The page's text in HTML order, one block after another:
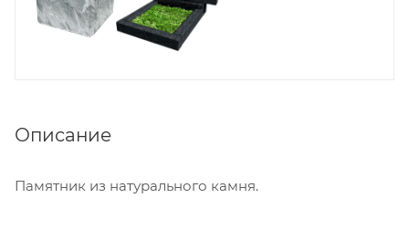
Описание
Памятник из натурального камня.